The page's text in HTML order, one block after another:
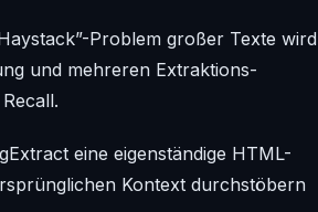
Problem großer Texte wird
und mehreren Extraktions-
eine eigenständige HTML-
Kontext durchstöbern